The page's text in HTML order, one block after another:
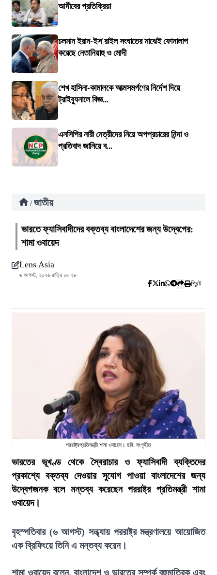
আদীবের প্রতিক্রিয়া
চলমান ইরান-ইস'রাইল সংঘাতের মাঝেই ফোনালাপ
করেছে নেতানিয়াহু ও মোদী
শেখ হাসিনা-কামালকে আত্মসমর্পণের নির্দেশ দিয়ে
ট্রাইব্যুনালে বিজ্ঞ...
এনসিপির নারী নেত্রীদের নিয়ে অপপ্রচারের নিন্দা ও
প্রতিবাদ জানিয়ে ব...
/ জাতীয়
ভারতে ফ্যাসিবাদীদের বক্তব্য বাংলাদেশের জন্য উদ্বেগের:
শামা ওবায়েদ
Lens Asia
৬ আগস্ট, ২০২৬ রাত্রি ০৮:২৮
প্রিন্ট
পররাষ্ট্রপ্রতিমন্ত্রী শামা ওবায়েদ। ছবি: সংগৃহীত
ভারতের ভূখণ্ড থেকে স্বৈরাচার ও ফ্যাসিবাদী ব্যক্তিদের
প্রকাশ্যে বক্তব্য দেওয়ার সুযোগ পাওয়া বাংলাদেশের জন্য
উদ্বেগজনক বলে মন্তব্য করেছেন পররাষ্ট্র প্রতিমন্ত্রী শামা
ওবায়েদ।
বৃহস্পতিবার (৬ আগস্ট) সন্ধ্যায় পররাষ্ট্র মন্ত্রণালয়ে আয়োজিত
এক ব্রিফিংয়ে তিনি এ মন্তব্য করেন।
শামা ওবায়েদ বলেন, বাংলাদেশ ও ভারতের সম্পর্ক বহুমাত্রিক এবং